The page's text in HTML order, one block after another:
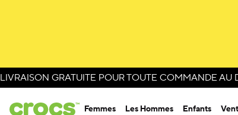
LIVRAISON GRATUITE POUR TOUTE COMMANDE AU
Femmes Les Hommes Enfants